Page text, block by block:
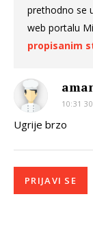
prethodno se
web portalu
propisanim
10:31
Ugrije brzo
PRIJAVI SE